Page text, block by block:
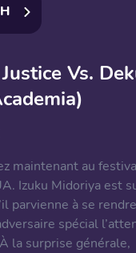
Vs.
maintenant au
Izuku Midoriya est
parvienne à se
spécial
la surprise générale,